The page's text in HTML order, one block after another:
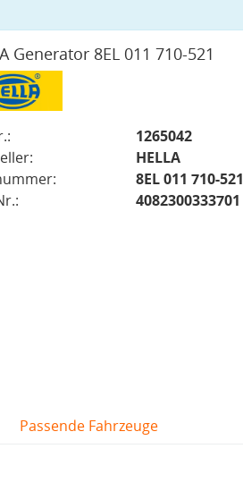
Generator 8EL 011 710-521
1265042
HELLA
8EL 011 710-521
4082300333701
Passende Fahrzeuge